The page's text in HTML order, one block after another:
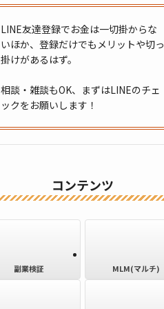
LINE友達登録でお金は一切掛からな
いほか、登録だけでもメリットや切っ
掛けがあるはず。
相談・雑談もOK、まずはLINEのチェ
ックをお願いします！
コンテンツ
副業検証 MLM(マルチ)